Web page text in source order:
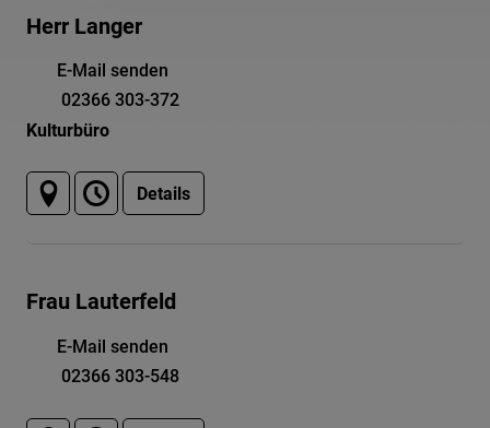
Herr Langer
E-Mail senden
02366 303-372
Kulturbüro
Details
Frau Lauterfeld
E-Mail senden
02366 303-548